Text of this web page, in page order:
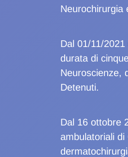
Neurochirurgia
Dal 01/11/
durata di
Neuroscienze,
Detenuti.
Dal 16 ottobre
ambulatoriali